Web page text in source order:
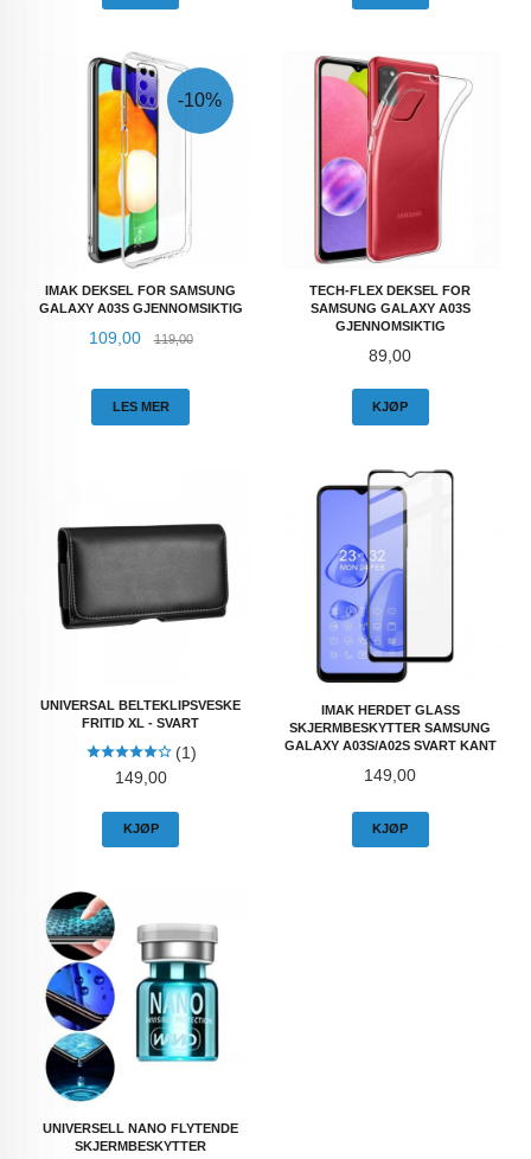
IMAK DEKSEL FOR SAMSUNG
GALAXY A03S GJENNOMSIKTIG
Tilbud
109,00 119,00Rabatt
-10%
LES MER
TECH-FLEX DEKSEL FOR
SAMSUNG GALAXY A03S
GJENNOMSIKTIG
Pris
89,00
KJØP
UNIVERSAL BELTEKLIPSVESKE
FRITID XL - SVART
(1)
Pris
149,00
KJØP
IMAK HERDET GLASS
SKJERMBESKYTTER SAMSUNG
GALAXY A03S/A02S SVART KANT
Pris
149,00
KJØP
UNIVERSELL NANO FLYTENDE
SKJERMBESKYTTER